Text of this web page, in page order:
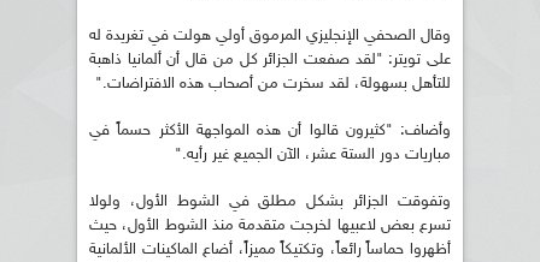
وقال الصحفي الإنجليزي المرموق أولي هولت في تغريدة له
على تويتر: "لقد صفعت الجزائر كل من قال أن ألمانيا ذاهبة
للتأهل بسهولة، لقد سخرت من أصحاب هذه الافتراضات."
وأضاف: "كثيرون قالوا أن هذه المواجهة الأكثر حسماً في
مباريات دور الستة عشر، الآن الجميع غير رأيه."
وتفوقت الجزائر بشكل مطلق في الشوط الأول، ولولا
تسرع بعض لاعبيها لخرجت متقدمة منذ الشوط الأول، حيث
أظهروا حماساً رائعاً، وتكتيكاً مميزاً، أضاع الماكينات الألمانية